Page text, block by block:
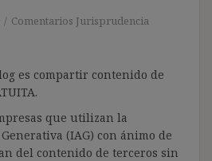
Comentarios Jurisprudencia
es compartir contenido de
que utilizan la
(IAG) con ánimo de
del contenido de terceros sin